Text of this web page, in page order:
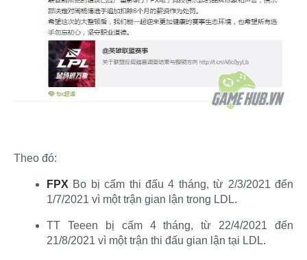
Theo đó:​
FPX Bo bị cấm thi đấu 4 tháng, từ 2/3/2021 đến
1/7/2021 vì một trận gian lận trong LDL.​
TT Teeen bị cấm 4 tháng, từ 22/4/2021 đến
21/8/2021 vì một trận thi đấu gian lận tại LDL.​